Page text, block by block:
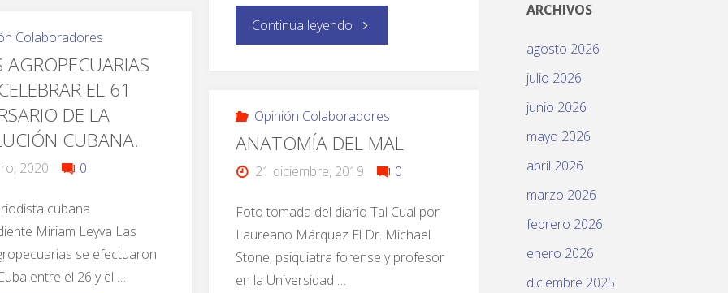
Continua leyendo
Colaboradores
AGROPECUARIAS
EL 61
DE LA
CUBANA.
2020 0
cubana
Miriam Leyva Las
se efectuaron
entre el 26 y el …
Opinión Colaboradores
ANATOMÍA DEL MAL
21 diciembre, 2019 0
Foto tomada del diario Tal Cual por
Laureano Márquez El Dr. Michael
Stone, psiquiatra forense y profesor
en la Universidad …
ARCHIVOS
agosto 2026
julio 2026
junio 2026
mayo 2026
abril 2026
marzo 2026
febrero 2026
enero 2026
diciembre 2025